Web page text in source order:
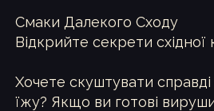
Смаки Далекого Сходу
Відкрийте секрети східної
Хочете скуштувати
їжу? Якщо ви готові